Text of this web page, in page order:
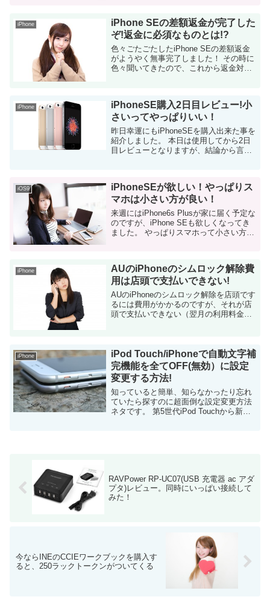
iPhone
iPhone SEの差額返金が完了した
ぞ!返金に必須なものとは!?
色々ごたごたしたiPhone SEの差額返金
がようやく無事完了しました！ その時に
色々聞いてきたので、これから返金対応
iPhone
iPhoneSE購入2日目レビュー!小
さいってやっぱりいい！
昨日幸運にもiPhoneSEを購入出来た事を
紹介しました。 本日は使用してから2日
目レビューとなりますが、結論から言う
iOS9
iPhoneSEが欲しい！やっぱりス
マホは小さい方が良い！
来週にはiPhone6s Plusが家に届く予定な
のですが、iPhone SEも欲しくなってき
ました。 やっぱりスマホって小さい方が
iPhone
AUのiPhoneのシムロック解除費
用は店頭で支払いできない!
AUのiPhoneのシムロック解除を店頭です
るには費用がかかるのですが、それが店
頭で支払いできない（翌月の利用料金と
に...
iPhone
iPod Touch/iPhoneで自動文字補
完機能を全てOFF(無効）に設定
変更する方法!
知っていると簡単、知らなかったり忘れ
ていたら探すのに超面倒な設定変更方法
ネタです。 第5世代iPod Touchから新
RAVPower RP-UC07(USB 充電器 ac アダ
プタ)レビュー。同時にいっぱい接続して
みた！
今ならINEのCCIEワークブックを購入す
ると、250ラックトークンがついてくる